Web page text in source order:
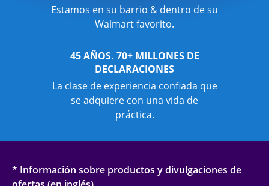
Estamos en su barrio & dentro de su
Walmart favorito.
45 AÑOS. 70+ MILLONES DE
DECLARACIONES
La clase de experiencia confiada que
se adquiere con una vida de
práctica.
* Información sobre productos y divulgaciones de